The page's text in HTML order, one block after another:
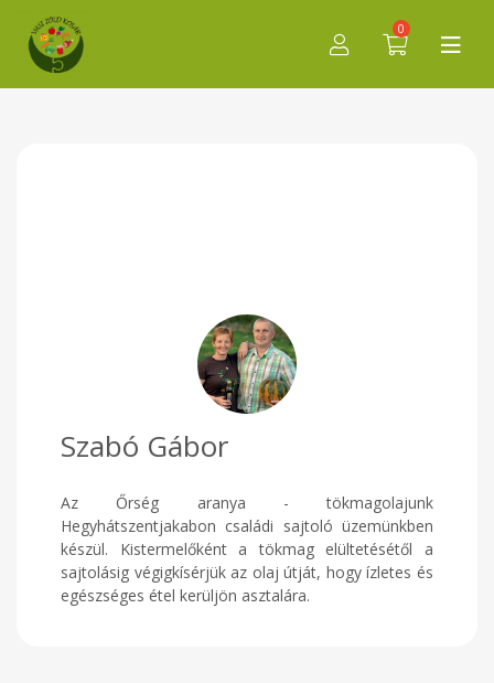
0
Szabó Gábor
Az Őrség aranya - tökmagolajunk
Hegyhátszentjakabon családi sajtoló üzemünkben
készül. Kistermelőként a tökmag elültetésétől a
sajtolásig végigkísérjük az olaj útját, hogy ízletes és
egészséges étel kerüljön asztalára.